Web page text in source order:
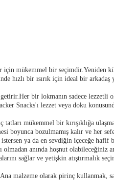
için mükemmel bir seçimdir.Yeniden
hızlı bir ısırık için ideal bir arkadaş
bir lokmanın sadece lezzetli
Snacks'ı lezzet veya doku
tatları mükemmel bir kırışıklığa
boyunca bozulmamış kalır ve her
ya da en sevdiğin içeceğe hafif
anında hoşnut olabileceğiniz
sağlar ve yetişkin atıştırmalık
malzeme olarak pirinç kullanmak,